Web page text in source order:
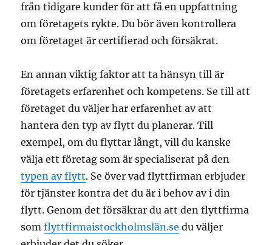
från tidigare kunder för att få en uppfattning
om företagets rykte. Du bör även kontrollera
om företaget är certifierad och försäkrat.
En annan viktig faktor att ta hänsyn till är
företagets erfarenhet och kompetens. Se till att
företaget du väljer har erfarenhet av att
hantera den typ av flytt du planerar. Till
exempel, om du flyttar långt, vill du kanske
välja ett företag som är specialiserat på den
typen av flytt. Se över vad flyttfirman erbjuder
för tjänster kontra det du är i behov av i din
flytt. Genom det försäkrar du att den flyttfirma
somflyttfirmaistockholmslän.se du väljer